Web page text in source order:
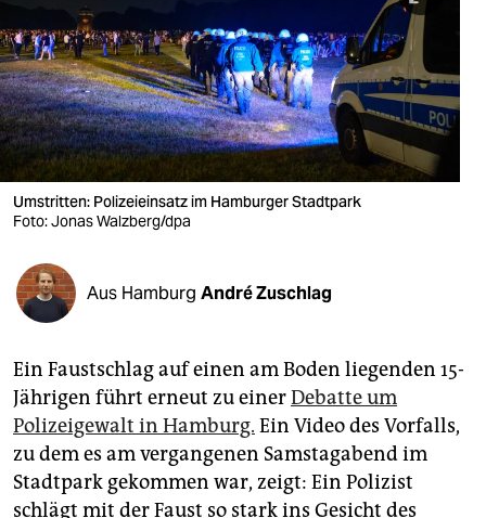
nord
wahrheit
verlag
verlag
veranstaltungen
shop
fragen & hilfe
unterstützen
abo
genossenschaft
epaper login
Umstritten: Polizeieinsatz im Hamburger Stadtpark
Foto: Jonas Walzberg/dpa
Aus Hamburg André Zuschlag
Ein Faustschlag auf einen am Boden liegenden 15-
Jährigen führt erneut zu einerDebatte um
Polizeigewalt in Hamburg. Ein Video des Vorfalls,
zu dem es am vergangenen Samstagabend im
Stadtpark gekommen war, zeigt: Ein Polizist
schlägt mit der Faust so stark ins Gesicht des